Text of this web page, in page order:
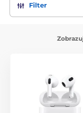
Filter